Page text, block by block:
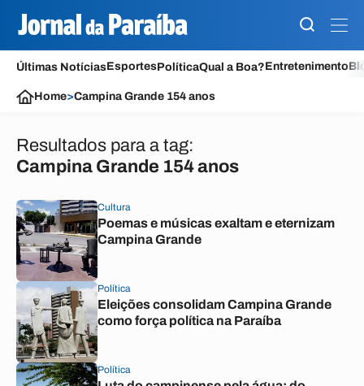
Últimas NotíciasEsportesPolíticaQual a Boa?Entretenimento
Home>Campina Grande 154 anos
Resultados para a tag:
Campina Grande 154 anos
Cultura
Poemas e músicas exaltam e eternizam
Campina Grande
Política
Eleições consolidam Campina Grande
como força política na Paraíba
Política